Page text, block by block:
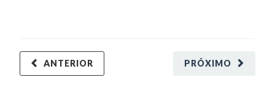
PRÓXIMO
ANTERIOR